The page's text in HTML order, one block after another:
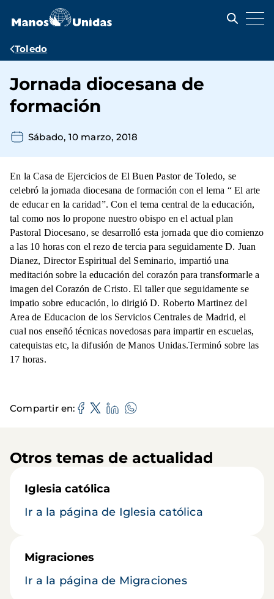
contenido
Ruta
navegación
Toledo
Jornada diocesana de
formación
Sábado, 10 marzo, 2018
En la Casa de Ejercicios de El Buen Pastor de Toledo, se
celebró la jornada diocesana de formación con el lema “ El arte
de educar en la caridad”. Con el tema central de la educación,
tal como nos lo propone nuestro obispo en el actual plan
Pastoral Diocesano, se desarrolló esta jornada que dio comienzo
a las 10 horas con el rezo de tercia para seguidamente D. Juan
Dianez, Director Espiritual del Seminario, impartió una
meditación sobre la educación del corazón para transformarle a
imagen del Corazón de Cristo. El taller que seguidamente se
impatio sobre educación, lo dirigió D. Roberto Martinez del
Area de Educacion de los Servicios Centrales de Madrid, el
cual nos enseñó técnicas novedosas para impartir en escuelas,
catequistas etc, la difusión de Manos Unidas.Terminó sobre las
17 horas.
Compartir en
Otros temas de actualidad
Iglesia católica
Ir a la página de Iglesia católica
Migraciones
Ir a la página de Migraciones